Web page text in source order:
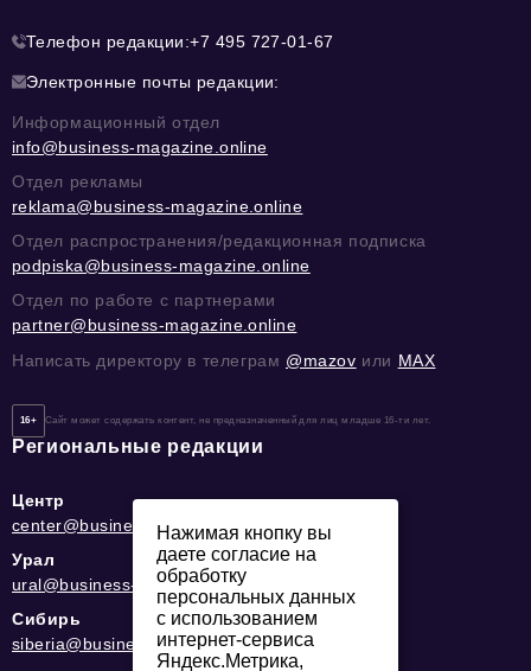
Телефон редакции:+7 495 727-01-67
Электронные почты редакции:
Информационный отдел
info@business-magazine.online
Отдел рекламы
reklama@business-magazine.online
Отдел распространения/редакционная подписка
podpiska@business-magazine.online
Отдел по работе с партнерами
partner@business-magazine.online
Написать директору в телеграм @mazov или MAX
16+ Сайт может содержать контент, не предназначенный для лиц младше 16-ти лет.
Региональные редакции
Центр
center@business-magazine.online
Урал
ural@business-magazine.online
Сибирь
siberia@business-magazine.online
Нажимая кнопку вы
даете согласие на
обработку
персональных данных
с использованием
интернет-сервиса
Яндекс.Метрика,